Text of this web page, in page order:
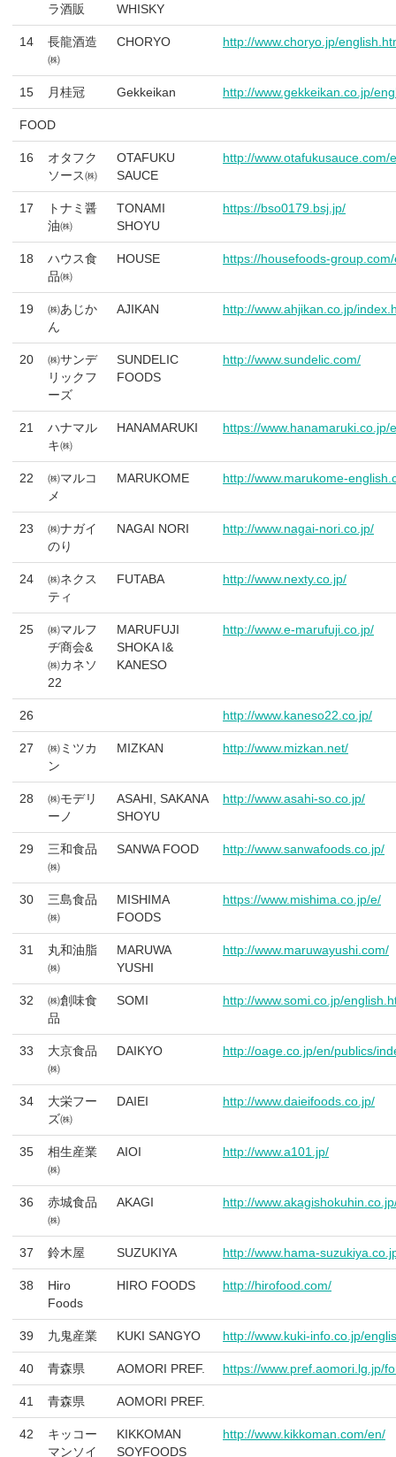
ラ酒販
WHISKY
14
長龍酒造
㈱
CHORYO http://www.choryo.jp/
15 月桂冠 Gekkeikan http://www.gekkeikan.co.jp/
FOOD
16
オタフク
ソース㈱
OTAFUKU
SAUCE
http://www.otafukusauce.com/
17
トナミ醤
油㈱
TONAMI
SHOYU
https://bso0179.bsj.jp/
18
ハウス食
品㈱
HOUSE https://housefoods-
19
㈱あじか
ん
AJIKAN http://www.ahjikan.co.jp/
20
㈱サンデ
リックフ
ーズ
SUNDELIC
FOODS
http://www.sundelic.com/
21
ハナマル
キ㈱
HANAMARUKI https://www.hanamaruki.co.jp/
22
㈱マルコ
メ
MARUKOME http://www.marukome-
23
㈱ナガイ
のり
NAGAI NORI http://www.nagai-nori.co.jp/
24
㈱ネクス
ティ
FUTABA http://www.nexty.co.jp/
25
㈱マルフ
ヂ商会&
㈱カネソ
22
MARUFUJI
SHOKA I&
KANESO
http://www.e-marufuji.co.jp/
26 http://www.kaneso22.co.jp/
27
㈱ミツカ
ン
MIZKAN http://www.mizkan.net/
28
㈱モデリ
ーノ
ASAHI, SAKANA
SHOYU
http://www.asahi-so.co.jp/
29
三和食品
㈱
SANWA FOOD http://www.sanwafoods.co.jp/
30
三島食品
㈱
MISHIMA
FOODS
https://www.mishima.co.jp/e/
31
丸和油脂
㈱
MARUWA
YUSHI
http://www.maruwayushi.com/
32
㈱創味食
品
SOMI http://www.somi.co.jp/
33
大京食品
㈱
DAIKYO http://oage.co.jp/en/publics/
34
大栄フー
ズ㈱
DAIEI http://www.daieifoods.co.jp/
35
相生産業
㈱
AIOI http://www.a101.jp/
36
赤城食品
㈱
AKAGI http://
37 鈴木屋 SUZUKIYA http://www.hama-
38
Hiro
Foods
HIRO FOODS http://hirofood.com/
39 九鬼産業 KUKI SANGYO http://www.kuki-info.co.jp/
40 青森県 AOMORI PREF. https://www.pref.aomori.lg.jp/
41 青森県 AOMORI PREF.
42
キッコー
マンソイ
KIKKOMAN
SOYFOODS
http://www.kikkoman.com/en/